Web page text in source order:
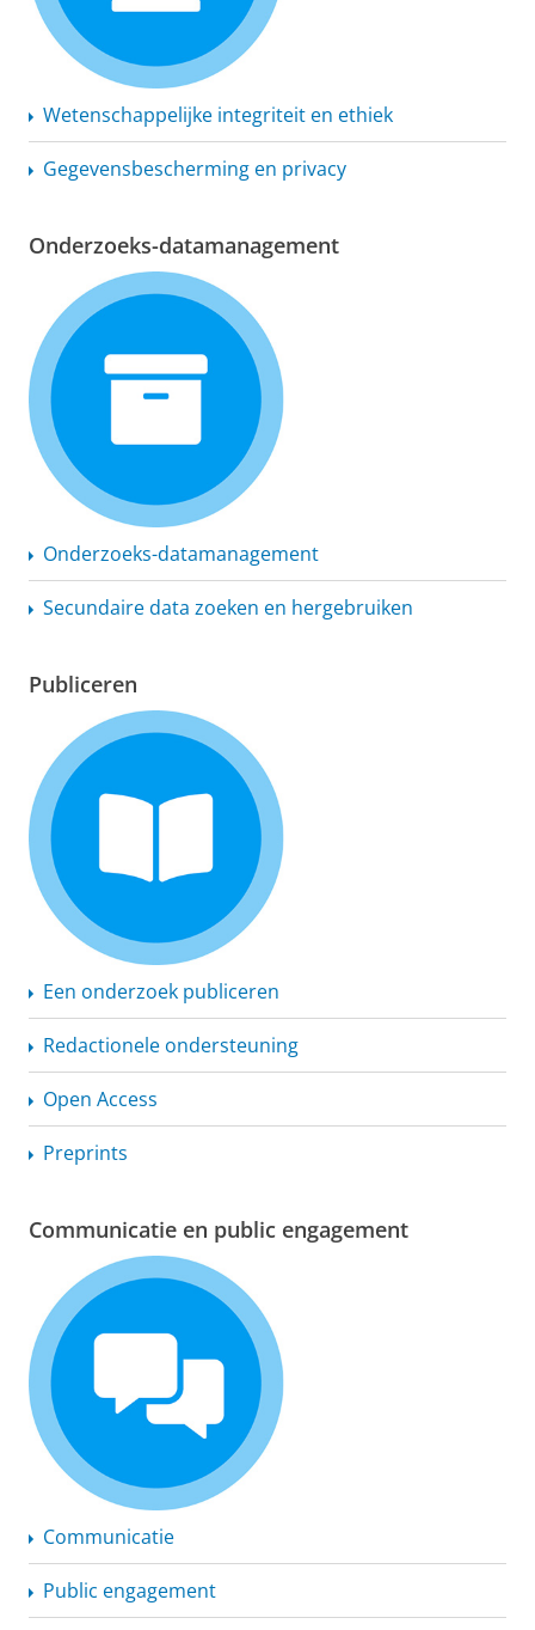
Wetenschappelijke integriteit en ethiek
Gegevensbescherming en privacy
Onderzoeks-datamanagement
Onderzoeks-datamanagement
Secundaire data zoeken en hergebruiken
Publiceren
Een onderzoek publiceren
Redactionele ondersteuning
Open Access
Preprints
Communicatie en public engagement
Communicatie
Public engagement